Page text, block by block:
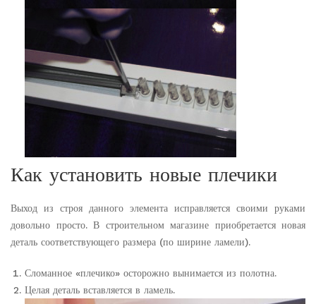
Как установить новые плечики
Выход из строя данного элемента исправляется своими руками
довольно просто. В строительном магазине приобретается новая
деталь соответствующего размера (по ширине ламели).
Сломанное «плечико» осторожно вынимается из полотна.
Целая деталь вставляется в ламель.